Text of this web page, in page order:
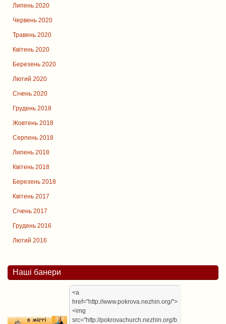
Липень 2020
Червень 2020
Травень 2020
Квітень 2020
Березень 2020
Лютий 2020
Січень 2020
Грудень 2018
Жовтень 2018
Серпень 2018
Липень 2018
Квітень 2018
Березень 2018
Квітень 2017
Січень 2017
Грудень 2016
Лютий 2016
Наші банери